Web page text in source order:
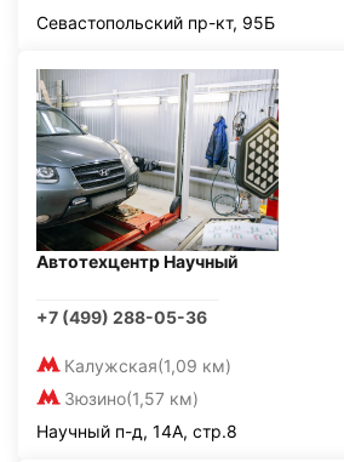
Севастопольский пр-кт, 95Б
Автотехцентр Научный
+7 (499) 288-05-36
Калужская(1,09 км)
Зюзино(1,57 км)
Научный п-д, 14А, стр.8